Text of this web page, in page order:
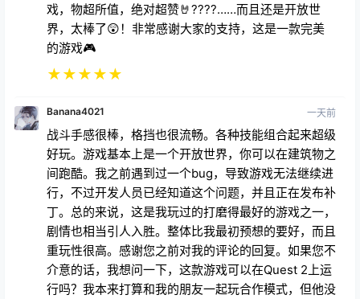
戏，物超所值，绝对超赞🤘????……而且还是开放世
界，太棒了😲！非常感谢大家的支持，这是一款完美
的游戏🎮
★★★★★
Banana4021 一天前
战斗手感很棒，格挡也很流畅。各种技能组合起来超级
好玩。游戏基本上是一个开放世界，你可以在建筑物之
间跑酷。我之前遇到过一个bug，导致游戏无法继续进
行，不过开发人员已经知道这个问题，并且正在发布补
丁。总的来说，这是我玩过的打磨得最好的游戏之一，
剧情也相当引人入胜。整体比我最初预想的要好，而且
重玩性很高。感谢您之前对我的评论的回复。如果您不
介意的话，我想问一下，这款游戏可以在Quest 2上运
行吗？我本来打算和我的朋友一起玩合作模式，但他没